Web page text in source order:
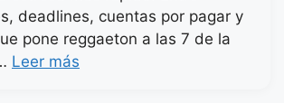
deadlines, cuentas por pagar y
pone reggaeton a las 7 de la
Leer más